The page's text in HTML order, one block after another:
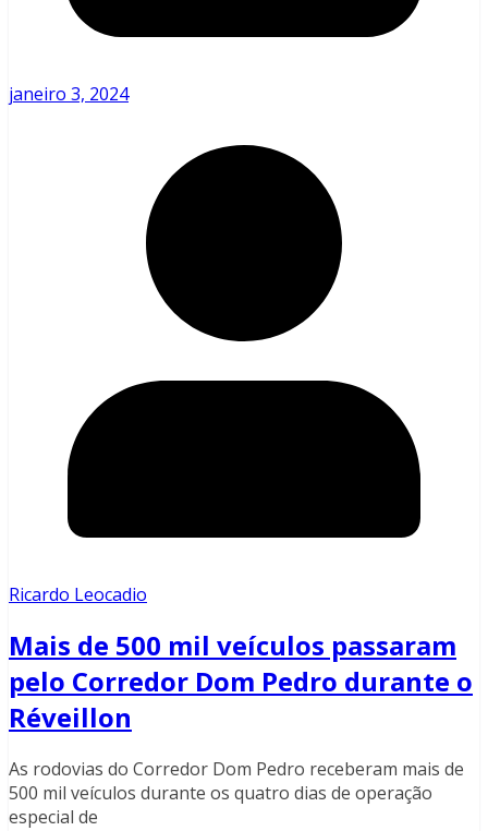
janeiro 3, 2024
Ricardo Leocadio
Mais de 500 mil veículos passaram
pelo Corredor Dom Pedro durante o
Réveillon
As rodovias do Corredor Dom Pedro receberam mais de
500 mil veículos durante os quatro dias de operação
especial de